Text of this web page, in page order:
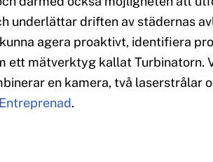
underlättar driften av städernas
agera proaktivt, identifiera
ett mätverktyg kallat Turbinatorn.
en kamera, två laserstrålar
Entreprenad.